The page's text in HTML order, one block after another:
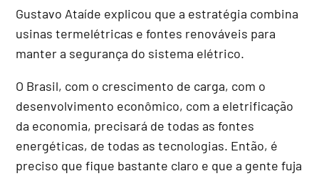
Gustavo Ataíde explicou que a estratégia combina
usinas termelétricas e fontes renováveis para
manter a segurança do sistema elétrico.
O Brasil, com o crescimento de carga, com o
desenvolvimento econômico, com a eletrificação
da economia, precisará de todas as fontes
energéticas, de todas as tecnologias. Então, é
preciso que fique bastante claro e que a gente fuja